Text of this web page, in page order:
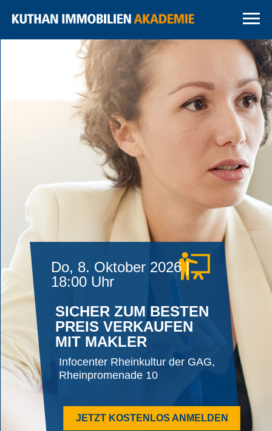
Do, 8. Oktober 2026 |
18:00 Uhr
SICHER ZUM BESTEN
PREIS VERKAUFEN
MIT MAKLER
Infocenter Rheinkultur der GAG,
Rheinpromenade 10
JETZT KOSTENLOS ANMELDEN